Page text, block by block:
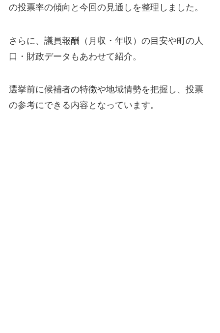
の投票率の傾向と今回の見通しを整理しました。
さらに、議員報酬（月収・年収）の目安や町の人
口・財政データもあわせて紹介。
選挙前に候補者の特徴や地域情勢を把握し、投票
の参考にできる内容となっています。